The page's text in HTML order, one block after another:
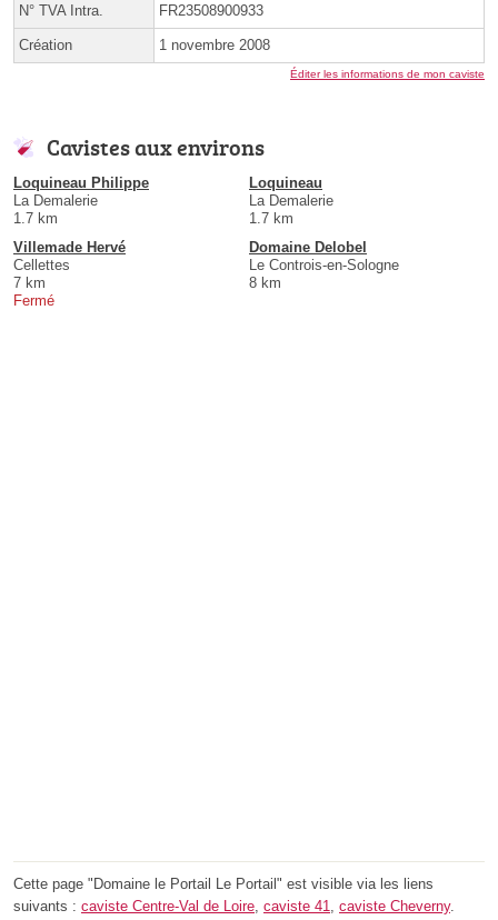
N° TVA Intra. FR23508900933
Création 1 novembre 2008
Éditer les informations de mon caviste
Cavistes aux environs
Loquineau Philippe
La Demalerie
1.7 km
Loquineau
La Demalerie
1.7 km
Villemade Hervé
Cellettes
7 km
Fermé
Domaine Delobel
Le Controis-en-Sologne
8 km
Cette page "Domaine le Portail Le Portail" est visible via les liens
suivants : caviste Centre-Val de Loire caviste 41 caviste Cheverny.